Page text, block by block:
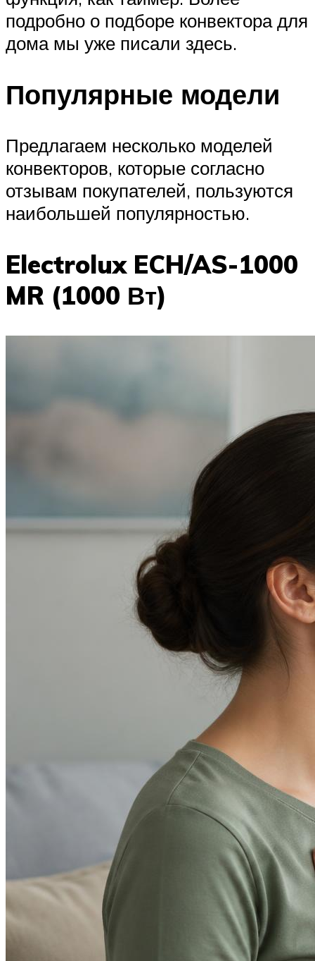
подробно о подборе конвектора для
дома мы уже писали здесь.
Популярные модели
Предлагаем несколько моделей
конвекторов, которые согласно
отзывам покупателей, пользуются
наибольшей популярностью.
Electrolux ECH/AS-1000
MR (1000 Вт)